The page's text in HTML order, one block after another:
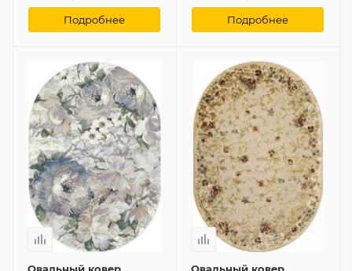
Подробнее Подробнее